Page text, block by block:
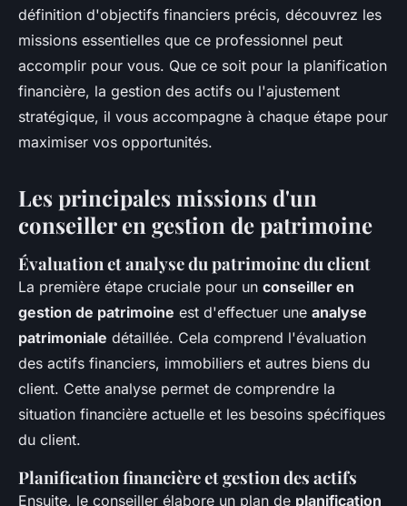
définition d'objectifs financiers précis, découvrez les
missions essentielles que ce professionnel peut
accomplir pour vous. Que ce soit pour la planification
financière, la gestion des actifs ou l'ajustement
stratégique, il vous accompagne à chaque étape pour
maximiser vos opportunités.
Les principales missions d'un
conseiller en gestion de patrimoine
Évaluation et analyse du patrimoine du client
La première étape cruciale pour un conseiller en
gestion de patrimoine est d'effectuer une analyse
patrimoniale détaillée. Cela comprend l'évaluation
des actifs financiers, immobiliers et autres biens du
client. Cette analyse permet de comprendre la
situation financière actuelle et les besoins spécifiques
du client.
Planification financière et gestion des actifs
Ensuite, le conseiller élabore un plan de planification